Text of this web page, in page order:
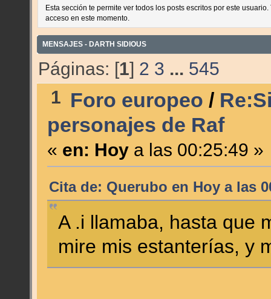
Esta sección te permite ver todos los posts escritos por este
acceso en este momento.
MENSAJES - DARTH SIDIOUS
Páginas: [1] 2 3 ... 545
1 Foro europeo /
personajes de Raf
« en: Hoya las 00:25:49 »
Cita de: Querubo en Hoya las
A .i llamaba, hasta que
mire mis estanterías, y